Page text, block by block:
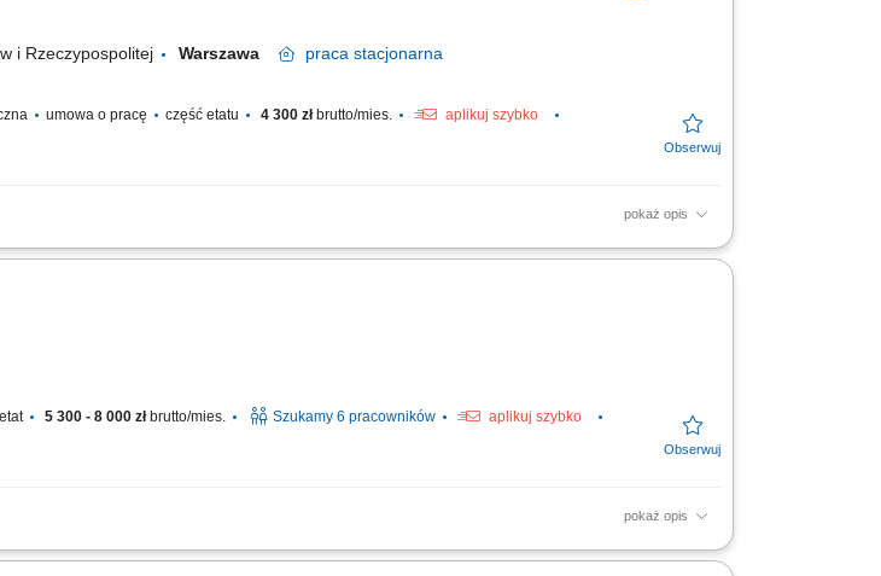
i Rzeczypospolitej Warszawa praca stacjonarna
umowa o pracę część etatu 4 300 złbrutto/mies.
aplikuj szybko
pokaż opis
wyselekcjonowane pamiątki, książki i unikatowe produkty związane z tematyką
5 300 - 8 000 złbrutto/mies. Szukamy 6 pracowników
aplikuj szybko
pokaż opis
oraz dbanie o estetyczny wygląd półek; Weryfikacja terminów przydatności produktów;